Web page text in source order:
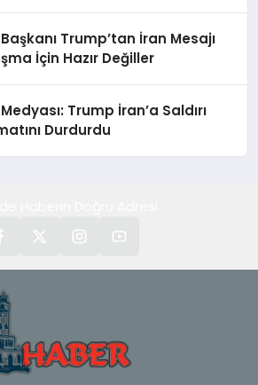
Trump’tan İran Mesajı
İçin Hazır Değiller
Trump İran’a Saldırı
Durdurdu